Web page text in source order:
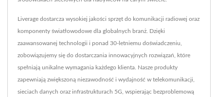
Liverage dostarcza wysokiej jakości sprzęt do komunikacji radiowej oraz
komponenty światłowodowe dla globalnych branż. Dzięki
zaawansowanej technologii i ponad 30-letniemu doświadczeniu,
zobowiązujemy się do dostarczania innowacyjnych rozwiązań, które
spełniają unikalne wymagania każdego klienta. Nasze produkty
zapewniają zwiększoną niezawodność i wydajność w telekomunikacji,
sieciach danych oraz infrastrukturach 5G, wspierając bezproblemową